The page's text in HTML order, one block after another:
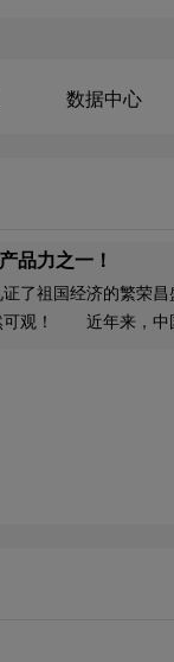
数据中心
品力之一！
了祖国经济的繁荣昌
可观！ 近年来，中